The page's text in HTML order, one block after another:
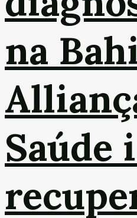
na
Saúde